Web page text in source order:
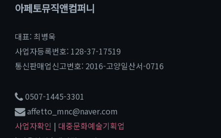
아페토뮤직앤컴퍼니
대표: 최병욱
사업자등록번호: 128-37-17519
통신판매업신고번호: 2016-고양일산서-0716
0507-1445-3301
affetto_mnc@naver.com
사업자확인 | 대중문화예술기획업